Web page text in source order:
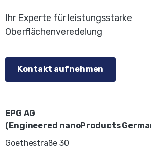
Ihr Experte für leistungsstarke
Oberflächenveredelung
Kontakt aufnehmen
EPG AG
(Engineered nanoProducts
Goethestraße 30